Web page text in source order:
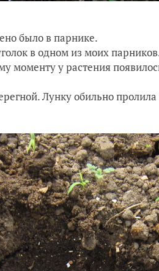
было в парнике.
в одном из моих
моменту у растения
Лунку обильно